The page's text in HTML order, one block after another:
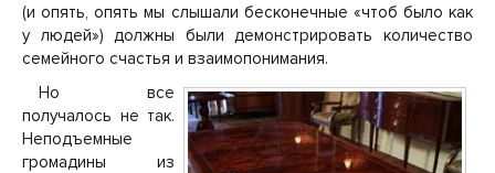
(и опять, опять мы слышали бесконечные «чтоб было как
у людей») должны были демонстрировать количество
семейного счастья и взаимопонимания.
Но все
получалось не так.
Неподъемные
громадины из